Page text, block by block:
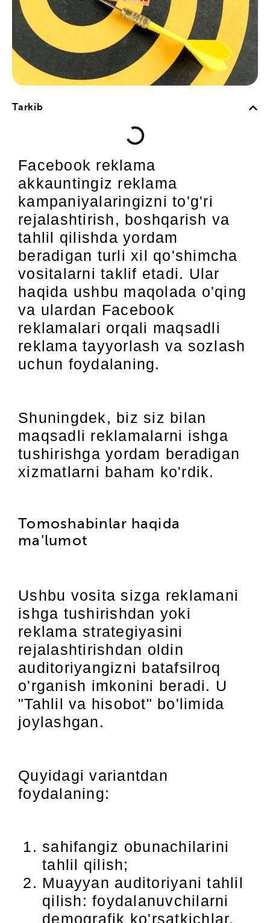
Tarkib
Facebook reklama
akkauntingiz reklama
kampaniyalaringizni to'g'ri
rejalashtirish, boshqarish va
tahlil qilishda yordam
beradigan turli xil qo'shimcha
vositalarni taklif etadi. Ular
haqida ushbu maqolada o'qing
va ulardan Facebook
reklamalari orqali maqsadli
reklama tayyorlash va sozlash
uchun foydalaning.
Shuningdek, biz siz bilan
maqsadli reklamalarni ishga
tushirishga yordam beradigan
xizmatlarni baham ko'rdik.
Tomoshabinlar haqida
ma'lumot
Ushbu vosita sizga reklamani
ishga tushirishdan yoki
reklama strategiyasini
rejalashtirishdan oldin
auditoriyangizni batafsilroq
o'rganish imkonini beradi. U
"Tahlil va hisobot" bo'limida
joylashgan.
Quyidagi variantdan
foydalaning:
sahifangiz obunachilarini
tahlil qilish;
Muayyan auditoriyani tahlil
qilish: foydalanuvchilarni
demografik ko'rsatkichlar,